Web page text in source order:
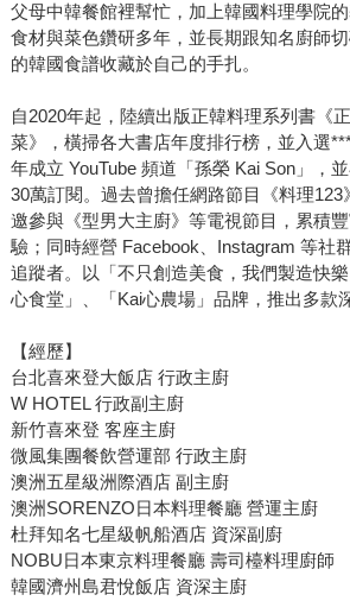
父母中韓餐館裡幫忙，加上韓國料理學院
食材與菜色鑽研多年，並長期跟知名廚師
的韓國食譜收藏於自己的手扎。
自2020年起，陸續出版正韓料理系列書《
菜》，橫掃各大書店年度排行榜，並入選
年成立 YouTube 頻道「孫榮 Kai Son」，
30萬訂閱。過去曾擔任網路節目《料理
邀參與《型男大主廚》等電視節目，累積
驗；同時經營 Facebook、Instagram 等社
追蹤者。以「不只創造美食，我們製造快
心食堂」、「Kai心農場」品牌，推出多款
【經歷】
台北喜來登大飯店 行政主廚
W HOTEL 行政副主廚
新竹喜來登 客座主廚
微風集團餐飲營運部 行政主廚
澳洲五星級洲際酒店 副主廚
澳洲SORENZO日本料理餐廳 營運主廚
杜拜知名七星級帆船酒店 資深副廚
NOBU日本東京料理餐廳 壽司檯料理廚師
韓國濟州島君悅飯店 資深主廚